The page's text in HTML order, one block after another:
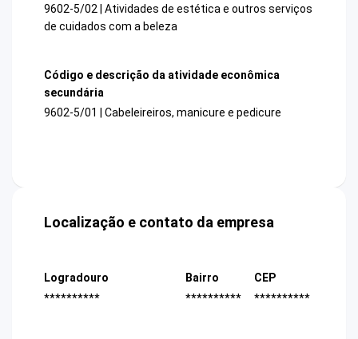
9602-5/02 | Atividades de estética e outros serviços
de cuidados com a beleza
Código e descrição da atividade econômica
secundária
9602-5/01 | Cabeleireiros, manicure e pedicure
Localização e contato da empresa
Logradouro
**********
Bairro
**********
CEP
**********